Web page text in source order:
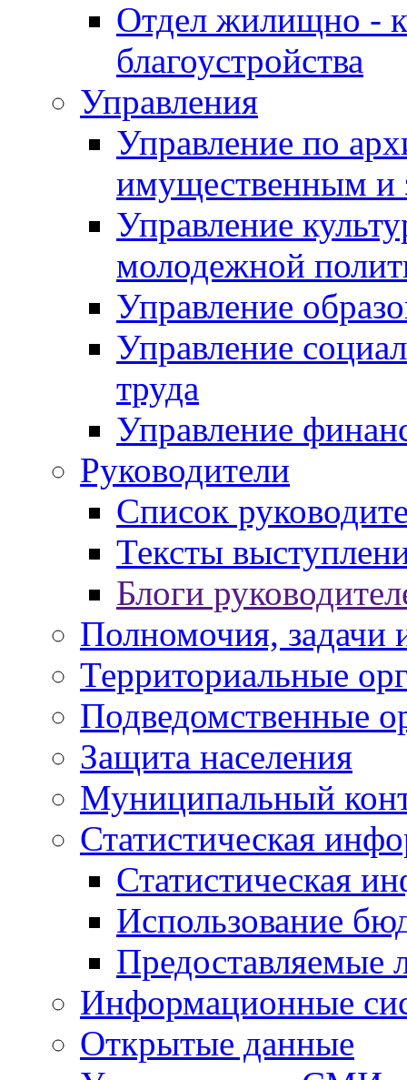
Отдел жилищно -
благоустройства
Управления
Управление по
имущественным и
Управление
молодежной
Управление
Управление
труда
Управление
Руководители
Список
Тексты
Блоги
Полномочия, задачи
Территориальные
Подведомственные
Защита населения
Муниципальный
Статистическая
Статистическая
Использование
Предоставляемые
Информационные
Открытые данные